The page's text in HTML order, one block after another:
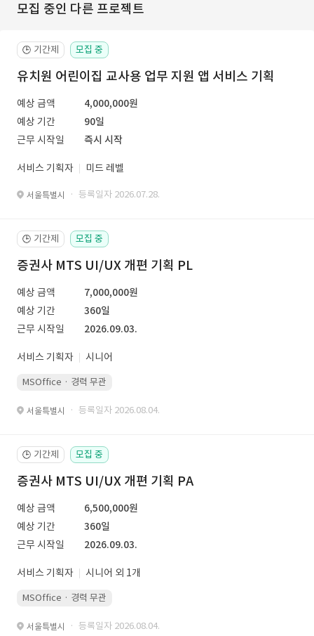
모집 중인 다른 프로젝트
🕒 기간제 모집 중
유치원 어린이집 교사용 업무 지원 앱 서비스 기획
예상 금액
4,000,000원
예상 기간
90일
근무 시작일
즉시 시작
서비스 기획자 미드 레벨
서울특별시 · 등록일자 2026.07.28.
🕒 기간제 모집 중
증권사 MTS UI/UX 개편 기획 PL
예상 금액
7,000,000원
예상 기간
360일
근무 시작일
2026.09.03.
서비스 기획자 시니어
MSOffice · 경력 무관
서울특별시 · 등록일자 2026.08.04.
🕒 기간제 모집 중
증권사 MTS UI/UX 개편 기획 PA
예상 금액
6,500,000원
예상 기간
360일
근무 시작일
2026.09.03.
서비스 기획자 시니어 외 1개
MSOffice · 경력 무관
서울특별시 · 등록일자 2026.08.04.